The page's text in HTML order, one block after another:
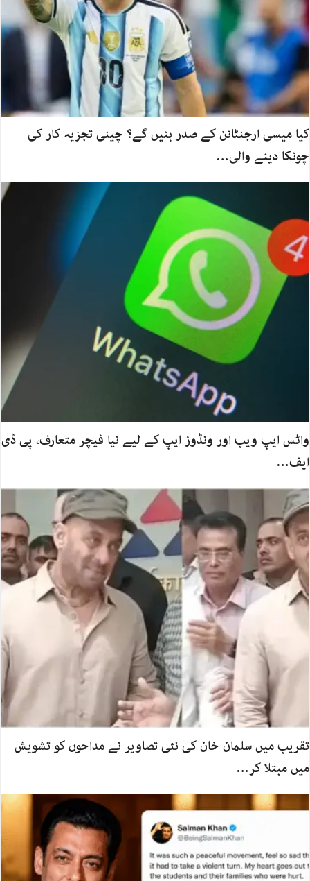
کیا میسی ارجنٹائن کے صدر بنیں گے؟ چینی تجزیہ کار کی
چونکا دینے والی…
واٹس ایپ ویب اور ونڈوز ایپ کے لیے نیا فیچر متعارف، پی ڈی
ایف…
تقریب میں سلمان خان کی نئی تصاویر نے مداحوں کو تشویش
میں مبتلا کر…